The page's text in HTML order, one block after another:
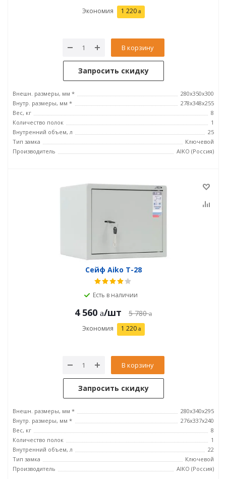
Экономия 1 220
В корзину
Запросить скидку
Внешн. размеры, мм *
280x350x300
Внутр. размеры, мм *
278x348x255
Вес, кг
8
Количество полок
1
Внутренний объем, л
25
Тип замка
Ключевой
Производитель
AIKO (Россия)
Сейф Aiko T-28
Есть в наличии
4 560 /шт 5 780
Экономия 1 220
В корзину
Запросить скидку
Внешн. размеры, мм *
280x340x295
Внутр. размеры, мм *
276x337x240
Вес, кг
8
Количество полок
1
Внутренний объем, л
22
Тип замка
Ключевой
Производитель
AIKO (Россия)